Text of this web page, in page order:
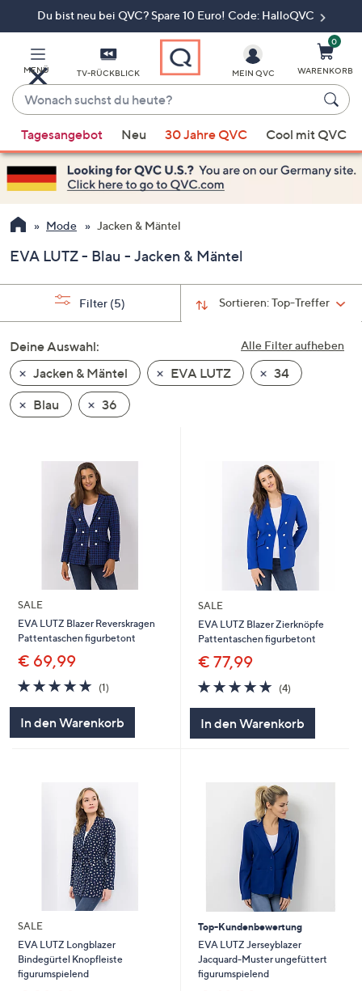
Du bist neu bei QVC? Spare 10 Euro! Code: HalloQVC
MENÜ TV-RÜCKBLICK
Wonach
suchst
du
heute?
Vorschläge
verfügbar
sind,
verwenden
Sie
Pfeiltasten
nach
und
nach
unten
oder
wischen
Sie
diese
anzuzeigen.
MEIN QVC
0
WARENKORB
Tagesangebot Neu 30 Jahre QVC Cool mit QVC
Mode Jacken & Mäntel
EVA LUTZ - Blau - Jacken & Mäntel
Sortieren:Top-Treffer
Filter (5)
Alle Filter aufheben
Deine Auswahl:
Jacken & Mäntel
EVA LUTZ
34
Blau
36
SALE
EVA LUTZ Blazer Reverskragen
Pattentaschen figurbetont
€ 69,99
5.0
von
(1)1
In den Warenkorb
SALE
EVA LUTZ Blazer Zierknöpfe
Pattentaschen figurbetont
€ 77,99
5.0
von
(4)4
In den Warenkorb
SALE
EVA LUTZ Longblazer
Bindegürtel Knopfleiste
figurumspielend
Top-Kundenbewertung
EVA LUTZ Jerseyblazer
Jacquard-Muster ungefüttert
figurumspielend